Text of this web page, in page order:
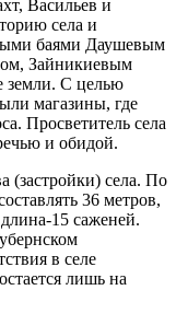
Васильев и
села и
баями Даушевым
Зайникиевым
земли. С целью
магазины, где
Просветитель села
и обидой.
(застройки) села. По
36 метров,
15 саженей.
в селе
лишь на